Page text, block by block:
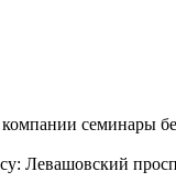
семинары
Левашовский